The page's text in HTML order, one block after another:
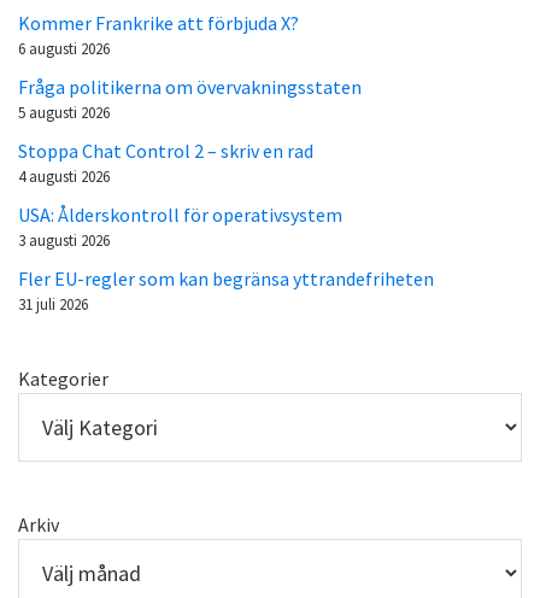
Kommer Frankrike att förbjuda X?
6 augusti 2026
Fråga politikerna om övervakningsstaten
5 augusti 2026
Stoppa Chat Control 2 – skriv en rad
4 augusti 2026
USA: Ålderskontroll för operativsystem
3 augusti 2026
Fler EU-regler som kan begränsa yttrandefriheten
31 juli 2026
Kategorier
Arkiv